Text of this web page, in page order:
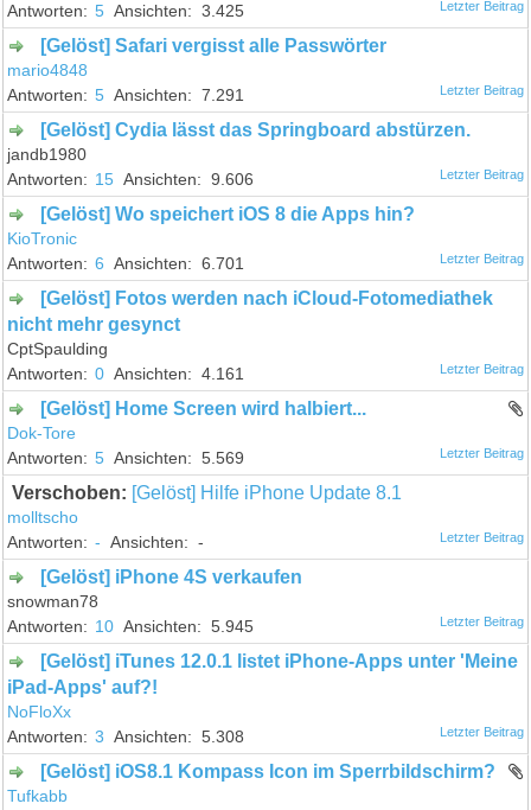
5
3.425
[Gelöst] Safari vergisst alle Passwörter
mario4848
5
7.291
[Gelöst] Cydia lässt das Springboard abstürzen.
jandb1980
15
9.606
[Gelöst] Wo speichert iOS 8 die Apps hin?
KioTronic
6
6.701
[Gelöst] Fotos werden nach iCloud-Fotomediathek
nicht mehr gesynct
CptSpaulding
0
4.161
[Gelöst] Home Screen wird halbiert...
Dok-Tore
5
5.569
Verschoben: [Gelöst] Hilfe iPhone Update 8.1
molltscho
-
-
[Gelöst] iPhone 4S verkaufen
snowman78
10
5.945
[Gelöst] iTunes 12.0.1 listet iPhone-Apps unter 'Meine
iPad-Apps' auf?!
NoFloXx
3
5.308
[Gelöst] iOS8.1 Kompass Icon im Sperrbildschirm?
Tufkabb